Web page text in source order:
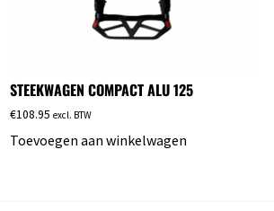
STEEKWAGEN COMPACT ALU 125
€108.95 excl. BTW
Toevoegen aan winkelwagen